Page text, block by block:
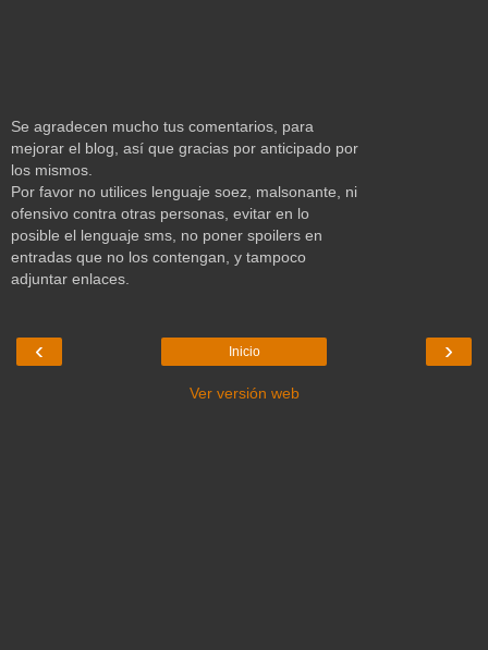
Se agradecen mucho tus comentarios, para
mejorar el blog, así que gracias por anticipado por
los mismos.
Por favor no utilices lenguaje soez, malsonante, ni
ofensivo contra otras personas, evitar en lo
posible el lenguaje sms, no poner spoilers en
entradas que no los contengan, y tampoco
adjuntar enlaces.
‹ ›
Inicio
Ver versión web